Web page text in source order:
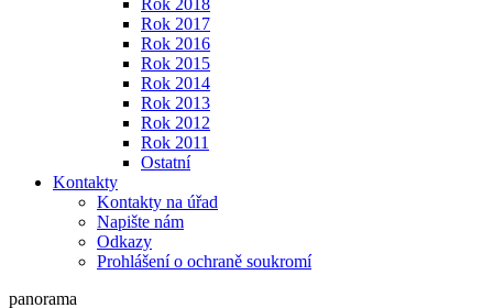
Rok 2018
Rok 2017
Rok 2016
Rok 2015
Rok 2014
Rok 2013
Rok 2012
Rok 2011
Ostatní
Kontakty
Kontakty na úřad
Napište nám
Odkazy
Prohlášení o ochraně soukromí
panorama